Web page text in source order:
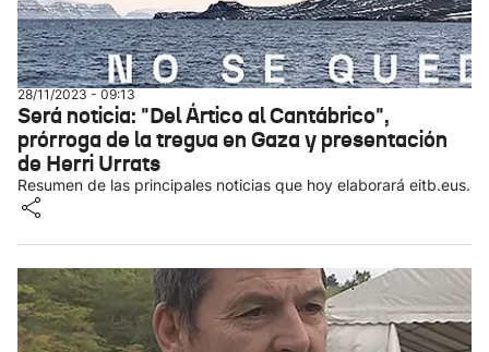
28/11/2023 - 09:13
Será noticia: "Del Ártico al Cantábrico",
prórroga de la tregua en Gaza y presentación
de Herri Urrats
Resumen de las principales noticias que hoy elaborará eitb.eus.